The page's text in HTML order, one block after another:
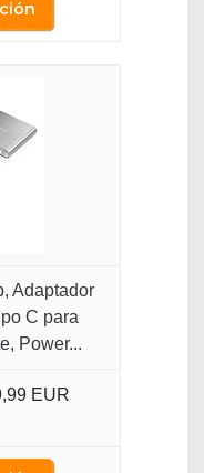
Adaptador
C para
Power...
EUR